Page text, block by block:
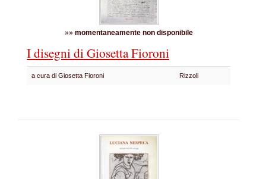
»» momentaneamente non disponibile
I disegni di Giosetta Fioroni
a cura di Giosetta Fioroni Rizzoli